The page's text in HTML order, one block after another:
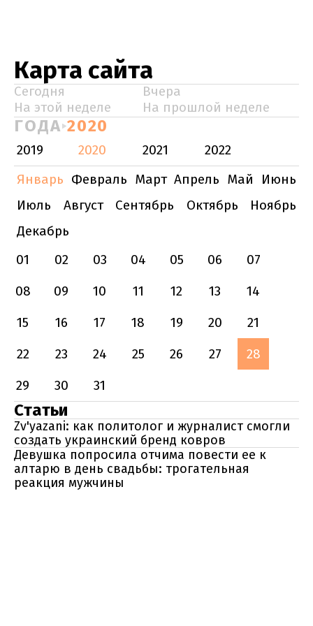
Карта сайта
Сегодня
Вчера
На этой неделе
На прошлой неделе
ГОДА 2020
2019 2020 2021
2022
Январь Февраль Март Апрель Май
Июнь
Июль
Август Сентябрь Октябрь
Ноябрь
Декабрь
01
02 03 04 05 06
07
08
09 10 11 12 13
14
15
16 17 18 19 20
21
22
23 24 25 26 27
28
29
30 31
Статьи
Zv'yazani: как политолог и журналист смогли
создать украинский бренд ковров
Девушка попросила отчима повести ее к
алтарю в день свадьбы: трогательная
реакция мужчины